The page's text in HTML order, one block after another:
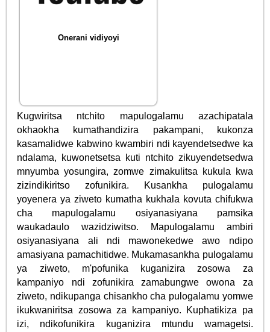
Onerani vidiyoyi
Kugwiritsa ntchito mapulogalamu azachipatala
okhaokha kumathandizira pakampani, kukonza
kasamalidwe kabwino kwambiri ndi kayendetsedwe ka
ndalama, kuwonetsetsa kuti ntchito zikuyendetsedwa
mnyumba yosungira, zomwe zimakulitsa kukula kwa
zizindikiritso zofunikira. Kusankha pulogalamu
yoyenera ya ziweto kumatha kukhala kovuta chifukwa
cha mapulogalamu osiyanasiyana pamsika
waukadaulo wazidziwitso. Mapulogalamu ambiri
osiyanasiyana ali ndi mawonekedwe awo ndipo
amasiyana pamachitidwe. Mukamasankha pulogalamu
ya ziweto, m'pofunika kuganizira zosowa za
kampaniyo ndi zofunikira zamabungwe owona za
ziweto, ndikupanga chisankho cha pulogalamu yomwe
ikukwaniritsa zosowa za kampaniyo. Kuphatikiza pa
izi, ndikofunikira kuganizira mtundu wamagetsi.